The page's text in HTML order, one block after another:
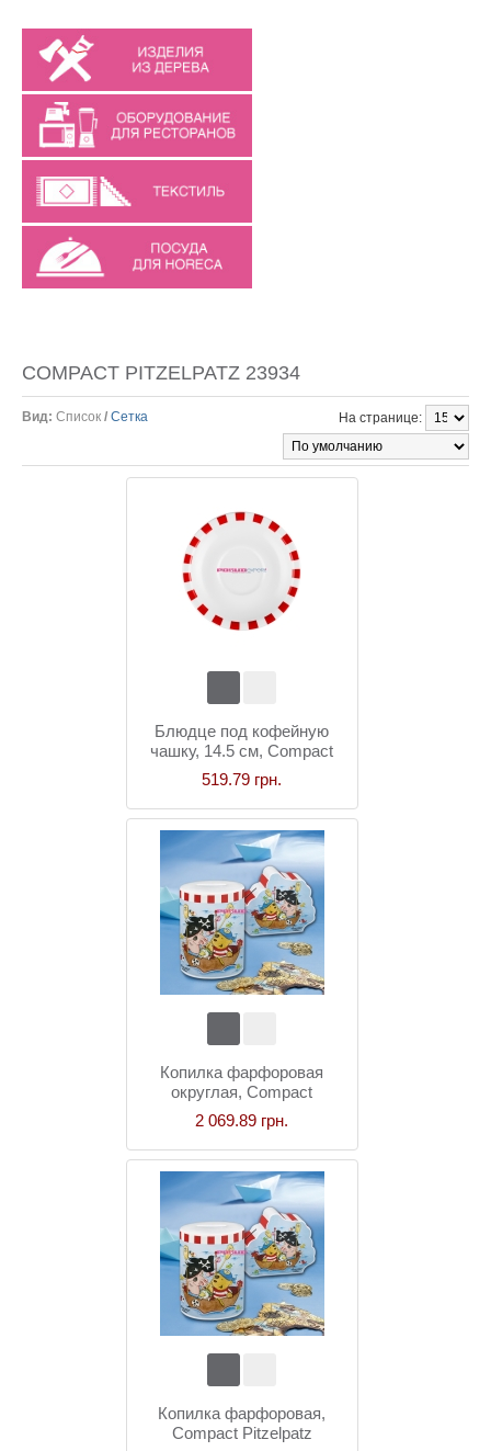
COMPACT PITZELPATZ 23934
Вид: Список / Сетка На странице:
Блюдце под кофейную
чашку, 14.5 см, Compact
Pitzelpatz
519.79 грн.
Копилка фарфоровая
округлая, Compact
Pitzelpatz
2 069.89 грн.
Копилка фарфоровая,
Compact Pitzelpatz